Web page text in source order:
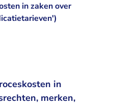
in zaken over
in
merken,